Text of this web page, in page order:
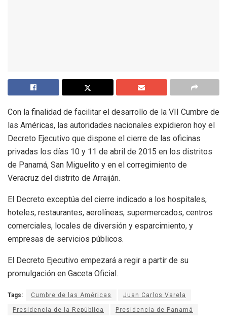
Con la finalidad de facilitar el desarrollo de la VII Cumbre de
las Américas, las autoridades nacionales expidieron hoy el
Decreto Ejecutivo que dispone el cierre de las oficinas
privadas los días 10 y 11 de abril de 2015 en los distritos
de Panamá, San Miguelito y en el corregimiento de
Veracruz del distrito de Arraiján.
El Decreto exceptúa del cierre indicado a los hospitales,
hoteles, restaurantes, aerolíneas, supermercados, centros
comerciales, locales de diversión y esparcimiento, y
empresas de servicios públicos.
El Decreto Ejecutivo empezará a regir a partir de su
promulgación en Gaceta Oficial.
Tags: Cumbre de las Américas Juan Carlos Varela
Presidencia de la República Presidencia de Panamá